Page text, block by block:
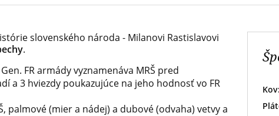
slovenského národa - Milanovi Rastislavovi
.
FR armády vyznamenáva MRŠ pred
a 3 hviezdy poukazujúce na jeho hodnosť vo FR
palmové (mier a nádej) a dubové (odvaha) vetvy a
Kov: